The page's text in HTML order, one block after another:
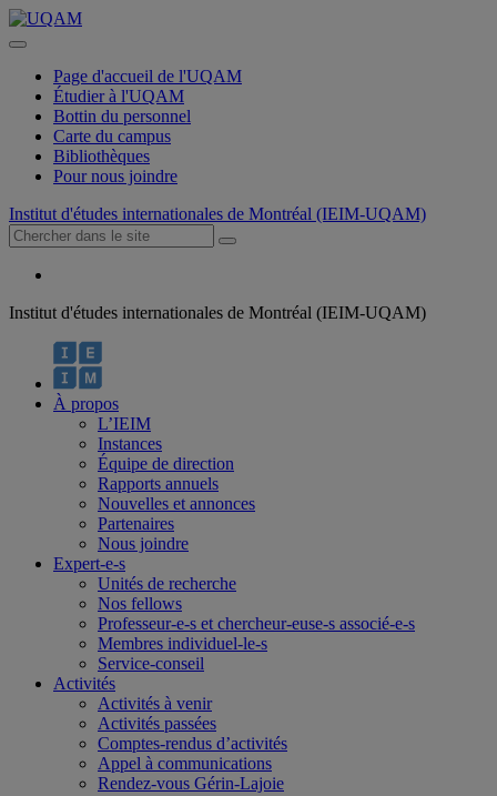
Page d'accueil de l'UQAM
Étudier à l'UQAM
Bottin du personnel
Carte du campus
Bibliothèques
Pour nous joindre
Institut d'études internationales de Montréal (IEIM-UQAM)
Institut d'études internationales de Montréal (IEIM-UQAM)
À propos
L’IEIM
Instances
Équipe de direction
Rapports annuels
Nouvelles et annonces
Partenaires
Nous joindre
Expert-e-s
Unités de recherche
Nos fellows
Professeur-e-s et chercheur-euse-s associé-e-s
Membres individuel-le-s
Service-conseil
Activités
Activités à venir
Activités passées
Comptes-rendus d’activités
Appel à communications
Rendez-vous Gérin-Lajoie